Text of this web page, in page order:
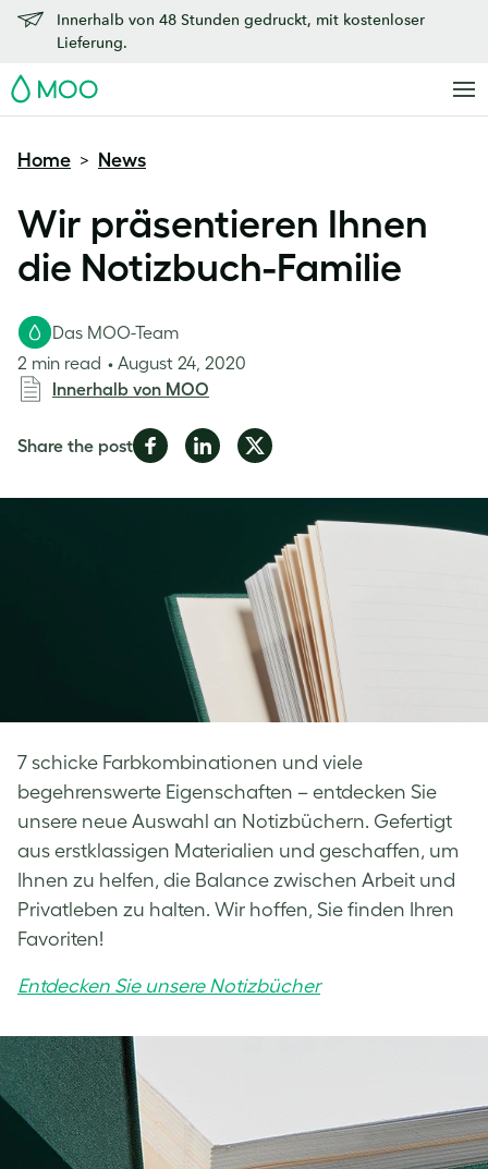
Innerhalb von 48 Stunden gedruckt, mit kostenloser
Lieferung.
MOO
Home > News
Wir präsentieren Ihnen
die Notizbuch-Familie
Das MOO-Team
2 min read
August 24, 2020
Innerhalb von MOO
Share the postShare
Facebook
Share
LinkedIn
Share
Twitter
7 schicke Farbkombinationen und viele
begehrenswerte Eigenschaften – entdecken Sie
unsere neue Auswahl an Notizbüchern. Gefertigt
aus erstklassigen Materialien und geschaffen, um
Ihnen zu helfen, die Balance zwischen Arbeit und
Privatleben zu halten. Wir hoffen, Sie finden Ihren
Favoriten!
Entdecken Sie unsere Notizbücher